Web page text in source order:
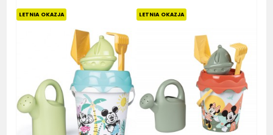
LETNIA OKAZJA LETNIA OKAZJA